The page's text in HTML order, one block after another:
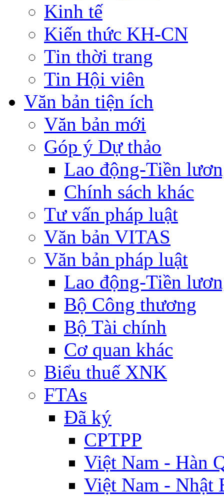
Kinh tế
Kiến thức KH-CN
Tin thời trang
Tin Hội viên
Văn bản tiện ích
Văn bản mới
Góp ý Dự thảo
Lao động-Tiền
Chính sách khác
Tư vấn pháp luật
Văn bản VITAS
Văn bản pháp luật
Lao động-Tiền
Bộ Công thương
Bộ Tài chính
Cơ quan khác
Biểu thuế XNK
FTAs
Đã ký
CPTPP
Việt Nam - Hàn
Việt Nam - Nhật